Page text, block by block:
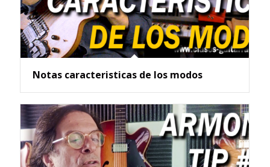
Notas caracteristicas de los modos